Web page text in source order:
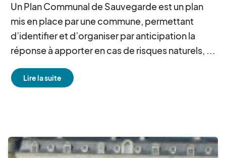
Un Plan Communal de Sauvegarde est un plan
mis en place par une commune, permettant
d’identifier et d’organiser par anticipation la
réponse à apporter en cas de risques naturels, ...
Lire la suite